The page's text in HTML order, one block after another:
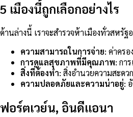
5 เมืองนี้ถูกเลือกอย่างไร
ด้านล่างนี้ เราจะสำรวจห้าเมืองทั่วสหรั
ความสามารถในการจ่าย: ค่าคร
การดูแลสุขภาพที่มีคุณภาพ: กา
สิ่งที่ต้องทำ: สิ่งอำนวยความสะด
ความปลอดภัยและความน่าอยู่:
ฟอร์ตเวย์น, อินดีแอนา